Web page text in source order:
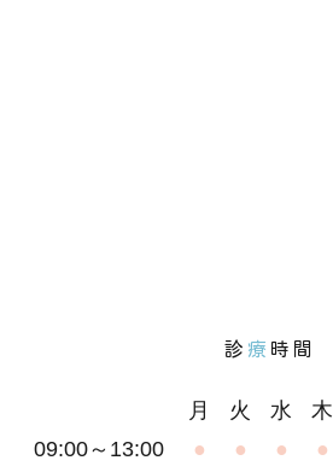
診 療 時間
月 火 水 木
09:00～13:00
● ● ● ●